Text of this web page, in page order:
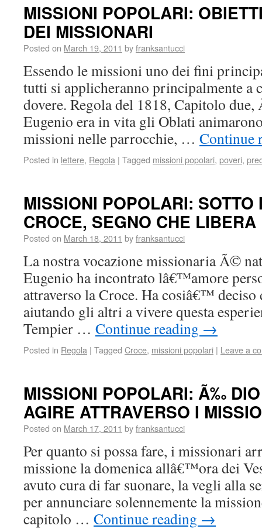
MISSIONI POPOLARI:
DEI MISSIONARI
Posted on March 19, 2011 byfranksantucci
Essendo le missioni uno dei fini
tutti si applicheranno principalmente a
dovere. Regola del 1818, Capitolo
Eugenio era in vita gli Oblati
missioni nelle parrocchie, … Continue
Posted in lettere, Regola | Tagged missioni popolari, poveri,
MISSIONI POPOLARI:
CROCE, SEGNO CHE
Posted on March 18, 2011 byfranksantucci
La nostra vocazione missionaria Ã©
Eugenio ha incontrato lâ€™amore
attraverso la Croce. Ha cosiâ€™ deciso
aiutando gli altri a vivere questa
Tempier … Continue reading →
Posted in Regola | Tagged Croce, missioni popolari | Leave a
MISSIONI POPOLARI: Ã‰
AGIRE ATTRAVERSO I
Posted on March 17, 2011 byfranksantucci
Per quanto si possa fare, i missionari
missione la domenica allâ€™ora dei
avuto cura di far suonare, la vegli alla
per annunciare solennemente la
capitolo … Continue reading →